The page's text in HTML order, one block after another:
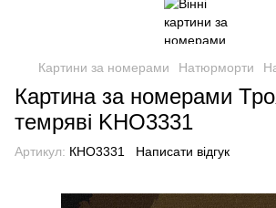
Картини за номерами Натюрморти
Картина за номерами
темряві KHO3331
Артикул: КНО3331 Написати відгук